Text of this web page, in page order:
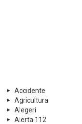
Accidente
Agricultura
Alegeri
Alerta 112